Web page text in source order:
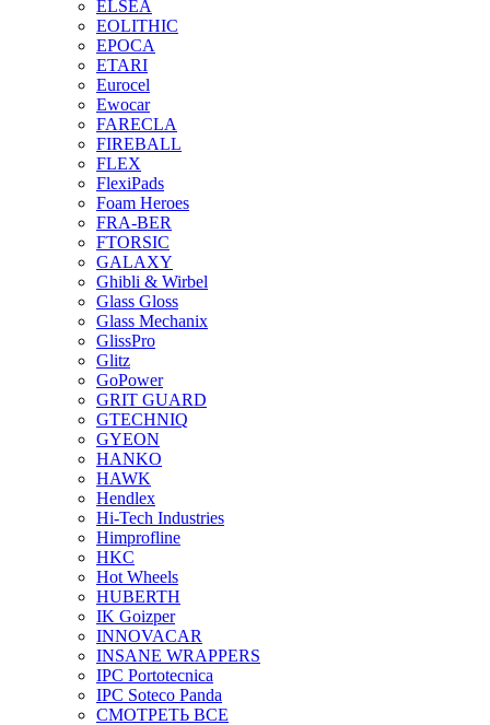
ELSEA
EOLITHIC
EPOCA
ETARI
Eurocel
Ewocar
FARECLA
FIREBALL
FLEX
FlexiPads
Foam Heroes
FRA-BER
FTORSIC
GALAXY
Ghibli & Wirbel
Glass Gloss
Glass Mechanix
GlissPro
Glitz
GoPower
GRIT GUARD
GTECHNIQ
GYEON
HANKO
HAWK
Hendlex
Hi-Tech Industries
Himprofline
HKC
Hot Wheels
HUBERTH
IK Goizper
INNOVACAR
INSANE WRAPPERS
IPC Portotecnica
IPC Soteco Panda
СМОТРЕТЬ ВСЕ